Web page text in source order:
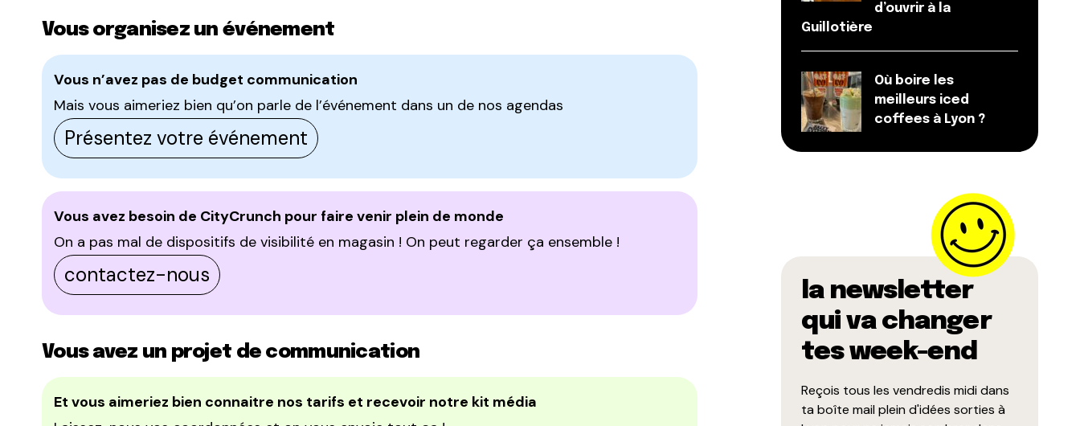
Vous organisez un événement
Vous n’avez pas de budget communication
Mais vous aimeriez bien qu’on parle de l’événement dans un de nos agendas
Présentez votre événement
Vous avez besoin de CityCrunch pour faire venir plein de monde
On a pas mal de dispositifs de visibilité en magasin ! On peut regarder ça ensemble !
contactez-nous
Vous avez un projet de communication
Et vous aimeriez bien connaitre nos tarifs et recevoir notre kit média
d’ouvrir à la
Guillotière
Où boire les
meilleurs iced
coffees à Lyon ?
la newsletter
qui va changer
tes week-end
Reçois tous les vendredis midi dans
ta boîte mail plein d'idées sorties à